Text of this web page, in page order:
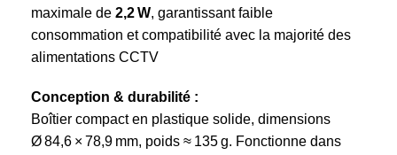
maximale de 2,2 W, garantissant faible
consommation et compatibilité avec la majorité des
alimentations CCTV
Conception & durabilité :
Boîtier compact en plastique solide, dimensions
Ø 84,6 × 78,9 mm, poids ≈ 135 g. Fonctionne dans